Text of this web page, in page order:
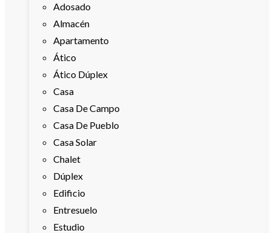
Adosado
Almacén
Apartamento
Ático
Ático Dúplex
Casa
Casa De Campo
Casa De Pueblo
Casa Solar
Chalet
Dúplex
Edificio
Entresuelo
Estudio